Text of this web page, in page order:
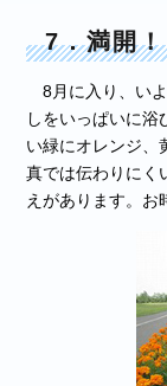
7．満開
8月に入り、い
しをいっぱいに浴
い緑にオレンジ、
真では伝わりにく
えがあります。お